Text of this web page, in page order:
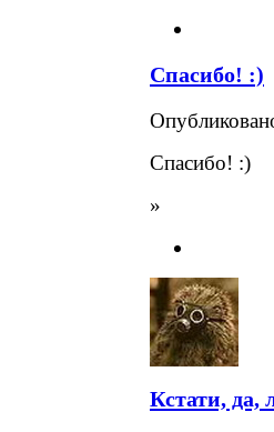
Спасибо! :)
Спасибо! :)
»
Кстати, да,